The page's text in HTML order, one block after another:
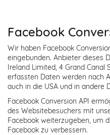
Facebook
Wir haben Facebook
eingebunden. Anbieter dieses
Ireland Limited, 4 Grand Canal
erfassten Daten werden nach
auch in die USA und in andere
Facebook Conversion API
des Websitebesuchers mit
Facebook weiterzugeben, um
Facebook zu verbessern.